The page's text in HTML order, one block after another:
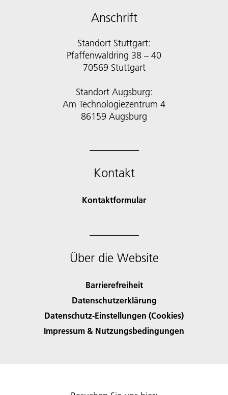
Anschrift
Standort Stuttgart:
Pfaffenwaldring 38 – 40
70569 Stuttgart
Standort Augsburg:
Am Technologiezentrum 4
86159 Augsburg
Kontakt
Kontaktformular
Über die Website
Barrierefreiheit
Datenschutzerklärung
Datenschutz-Einstellungen (Cookies)
Impressum & Nutzungsbedingungen